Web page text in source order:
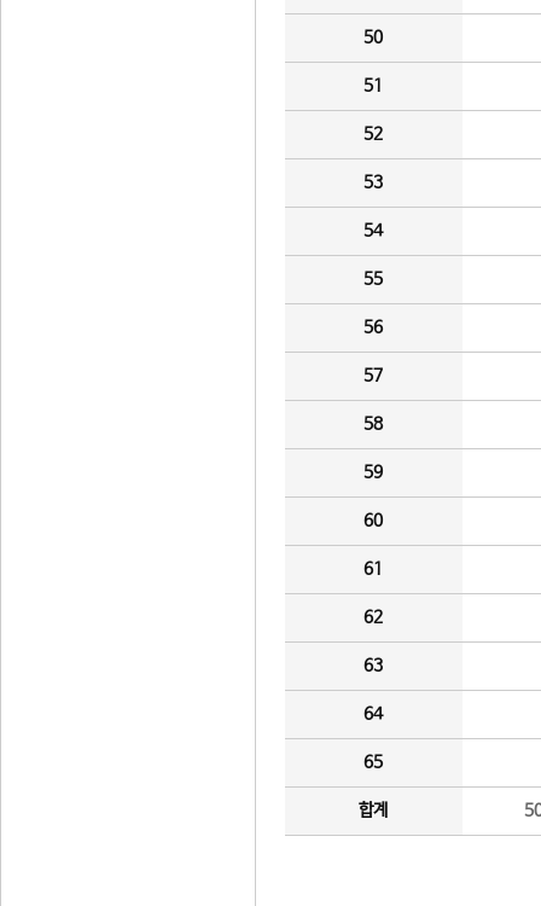
50
51
52
53
54
55
56
57
58
59
60
61
62
63
64
65
합계